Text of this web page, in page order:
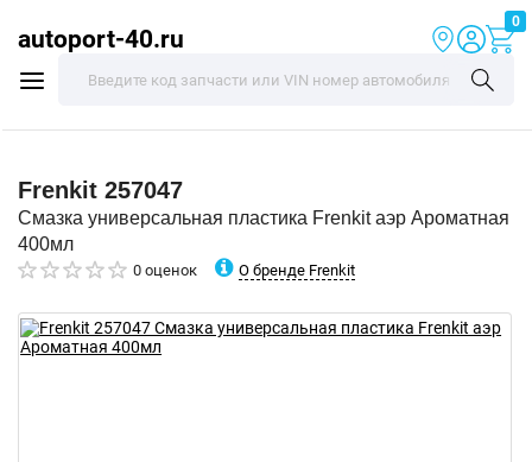
autoport-40.ru
0
Frenkit 257047
Смазка универсальная пластика Frenkit аэр Ароматная
400мл
0 оценок О бренде Frenkit